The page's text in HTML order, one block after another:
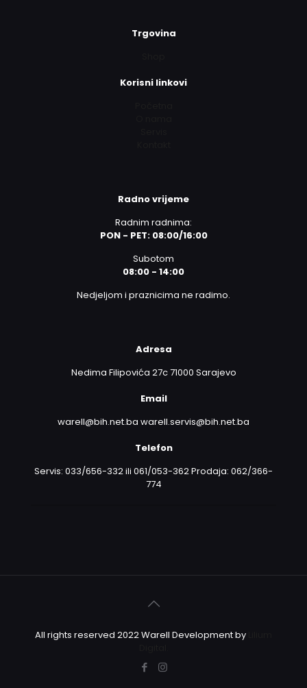
Trgovina
Korisni linkovi
Radno vrijeme
Radnim radnima:
PON - PET: 08:00/16:00
Subotom
08:00 - 14:00
Nedjeljom i praznicima ne radimo.
Adresa
Nedima Filipovića 27c 71000 Sarajevo
Email
warell@bih.net.ba warell.servis@bih.net.ba
Telefon
Servis: 033/656-332 ili 061/053-362 Prodaja: 062/366-
774
All rights reserved 2022 Warell Development by